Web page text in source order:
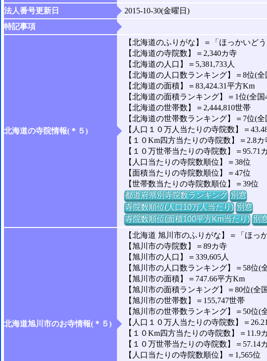
法人番号更新日
2015-10-30(金曜日)
特記事項
北海道の寺院情報(＊５)
【北海道のふりがな】＝「ほっかいどう
【北海道の寺院数】＝2,340カ寺
【北海道の人口】＝5,381,733人
【北海道の人口数ランキング】＝8位(
【北海道の面積】＝83,424.31平方Km
【北海道の面積ランキング】＝1位(全
【北海道の世帯数】＝2,444,810世帯
【北海道の世帯数ランキング】＝7位(
【人口１０万人当たりの寺院数】＝
【１０Km四方当たりの寺院数】＝2.8カ
【１０万世帯当たりの寺院数】＝95.71
【人口当たりの寺院数順位】＝38位
【面積当たりの寺院数順位】＝47位
【世帯数当たりの寺院数順位】＝39位
都道府県別寺院数ランキング 別窓
寺院数順位(人口10万人当たり) 別窓
寺院数順位(面積100平方Km当たり) 別
北海道旭川市のお寺情報(＊５)
【北海道 旭川市のふりがな】＝「ほっ
【旭川市の寺院数】＝89カ寺
【旭川市の人口】＝339,605人
【旭川市の人口数ランキング】＝58位(
【旭川市の面積】＝747.66平方Km
【旭川市の面積ランキング】＝80位(全
【旭川市の世帯数】＝155,747世帯
【旭川市の世帯数ランキング】＝50位(
【人口１０万人当たりの寺院数】＝
【１０Km四方当たりの寺院数】＝11.9
【１０万世帯当たりの寺院数】＝57.14
【人口当たりの寺院数順位】＝1,565位